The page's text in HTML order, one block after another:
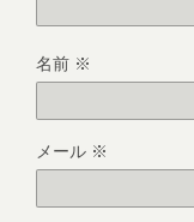
名前 ※
メール ※